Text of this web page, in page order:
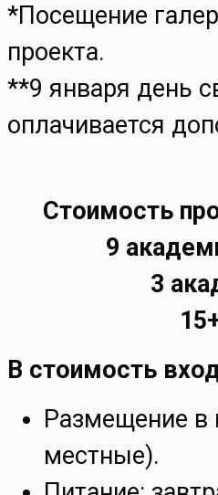
*Посещение
проекта.
**9 января день
оплачивается
Стоимость
9
3
В стоимость
Размещение в
местные).